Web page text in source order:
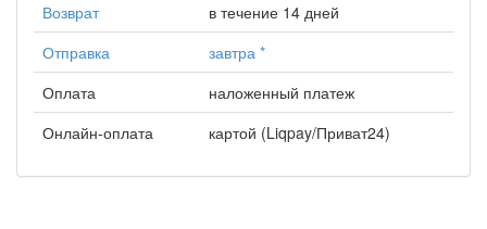
Возврат
в течение 14 дней
Отправка
завтра *
Оплата
наложенный платеж
Онлайн-оплата
картой (Liqpay/Приват24)